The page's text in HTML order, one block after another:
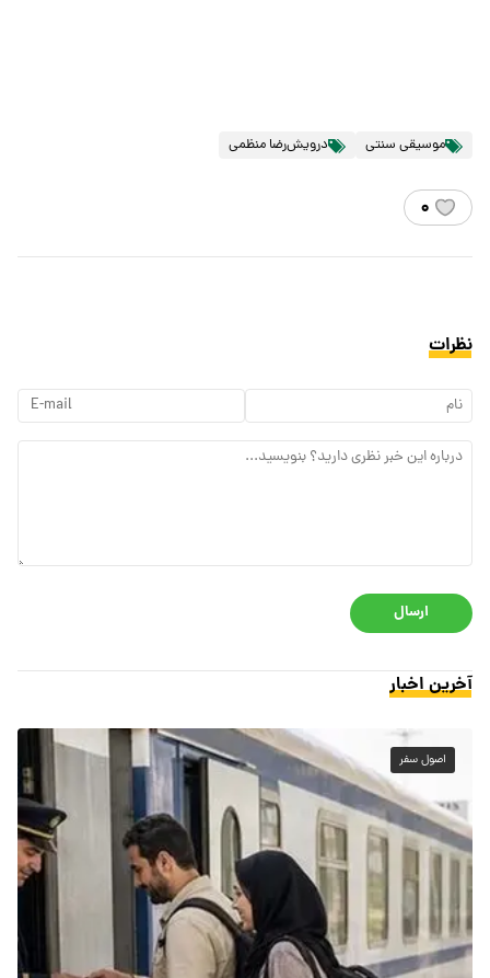
موسیقی سنتی درویش‌رضا منظمی
۰
نظرات
ارسال
آخرین اخبار
اصول سفر